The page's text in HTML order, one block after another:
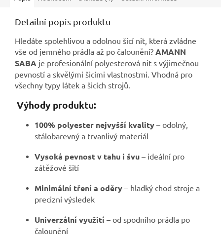
Detailní popis produktu
Hledáte spolehlivou a odolnou šicí nit, která zvládne
vše od jemného prádla až po čalounění? AMANN
SABA je profesionální polyesterová nit s výjimečnou
pevností a skvělými šicími vlastnostmi. Vhodná pro
všechny typy látek a šicích strojů.
Výhody produktu:
100% polyester nejvyšší kvality – odolný,
stálobarevný a trvanlivý materiál
Vysoká pevnost v tahu i švu – ideální pro
zátěžové šití
Minimální tření a oděry – hladký chod stroje a
precizní výsledek
Univerzální využití – od spodního prádla po
čalounění